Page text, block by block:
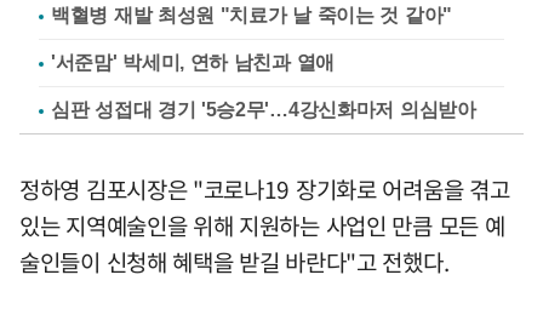
백혈병 재발 최성원 "치료가 날 죽이는 것 같아"
'서준맘' 박세미, 연하 남친과 열애
심판 성접대 경기 '5승2무'…4강신화마저 의심받아
정하영 김포시장은 "코로나19 장기화로 어려움을 겪고
있는 지역예술인을 위해 지원하는 사업인 만큼 모든 예
술인들이 신청해 혜택을 받길 바란다"고 전했다.